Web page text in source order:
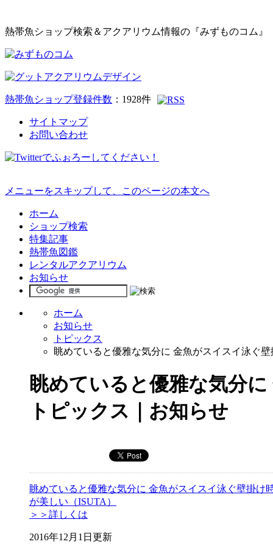
熱帯魚ショップ検索＆アクアリウム情報の『みずものコム』
熱帯魚ショップ登録件数 ： 1928件
サイトマップ
お問い合わせ
メニューをスキップして、このページの本文へ
ホーム
ショップ検索
特集記事
熱帯魚図鑑
レンタルアクアリウム
お知らせ
ホーム
お知らせ
トピックス
眺めていると優雅な気分に 金魚がスイスイ泳ぐ
眺めていると優雅な気分
トピックス｜お知らせ
眺めていると優雅な気分に 金魚がスイスイ泳ぐ壁掛け
が美しい（ISUTA）
＞＞詳しくは
2016年12月1日更新